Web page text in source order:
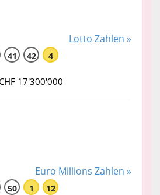
Lotto Zahlen »
41 42 4
17'300'000
Euro Millions Zahlen »
50 1 12